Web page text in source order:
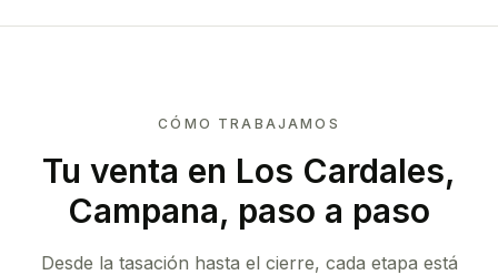
CÓMO TRABAJAMOS
Tu venta en Los Cardales,
Campana, paso a paso
Desde la tasación hasta el cierre, cada etapa está